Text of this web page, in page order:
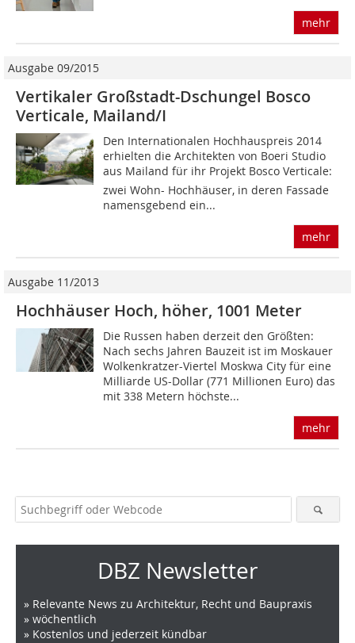
mehr
Ausgabe 09/2015
Vertikaler Großstadt-Dschungel Bosco
Verticale, Mailand/I
Den Internationalen Hochhauspreis 2014
erhielten die Architekten von Boeri Studio
aus Mailand für ihr Projekt Bosco Verticale:
zwei Wohn- Hochhäuser, in deren Fassade
namensgebend ein...
mehr
Ausgabe 11/2013
Hochhäuser Hoch, höher, 1001 Meter
Die Russen haben derzeit den Größten:
Nach sechs Jahren Bauzeit ist im Moskauer
Wolkenkratzer-Viertel Moskwa City für eine
Milliarde US-Dollar (771 Millionen Euro) das
mit 338 Metern höchste...
mehr
DBZ Newsletter
» Relevante News zu Architektur, Recht und Baupraxis
» wöchentlich
» Kostenlos und jederzeit kündbar